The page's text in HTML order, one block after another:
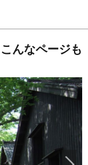
んなページも